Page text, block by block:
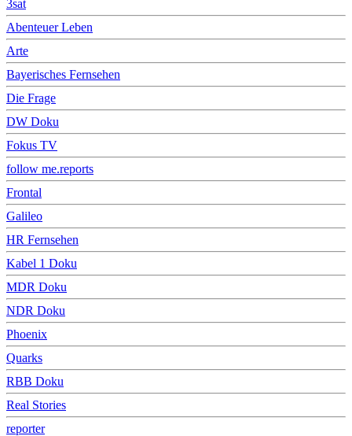
3sat
Abenteuer Leben
Arte
Bayerisches Fernsehen
Die Frage
DW Doku
Fokus TV
follow me.reports
Frontal
Galileo
HR Fernsehen
Kabel 1 Doku
MDR Doku
NDR Doku
Phoenix
Quarks
RBB Doku
Real Stories
reporter